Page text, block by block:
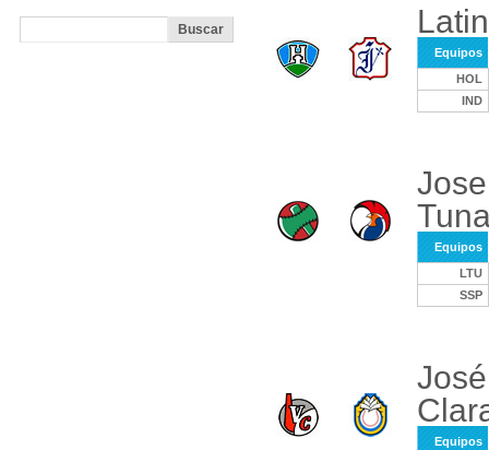
Equipos
HOL
IND
Equipos
LTU
SSP
Equipos